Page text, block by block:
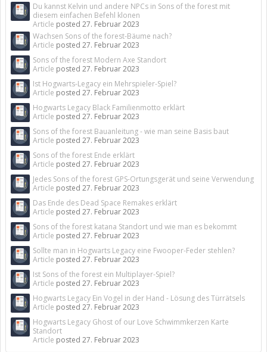
Du kannst Kelvin und andere NPCs in Sons of the forest mit
diesem einfachen Befehl klonen
Article posted 27. Februar 2023
Wachsen Sons of the forest-Bäume nach?
Article posted 27. Februar 2023
Sons of the forest Modern Axe Standort
Article posted 27. Februar 2023
Ist Hogwarts-Legacy ein Mehrspieler-Spiel?
Article posted 27. Februar 2023
Hogwarts Legacy Black Familienmotto erklärt
Article posted 27. Februar 2023
Sons of the forest Bauanleitung - wie man seine Basis baut
Article posted 27. Februar 2023
Sons of the forest Ende erklärt
Article posted 27. Februar 2023
Jedes Sons of the forest GPS-Ortungsgerät und seine Verwendung
Article posted 27. Februar 2023
Das Ende des Dead Space Remakes erklärt
Article posted 27. Februar 2023
Sons of the forest katana Standort und wie man es bekommt
Article posted 27. Februar 2023
Sollte man in Hogwarts Legacy eine Fwooper-Feder stehlen?
Article posted 27. Februar 2023
Ist Sons of the forest ein Multiplayer-Spiel?
Article posted 27. Februar 2023
Hogwarts Legacy Ein Vogel in der Hand - Lösung des Türrätsels
Article posted 27. Februar 2023
Hogwarts Legacy Ghost of our Love Schwimmkerzen Karte
Standort
Article posted 27. Februar 2023